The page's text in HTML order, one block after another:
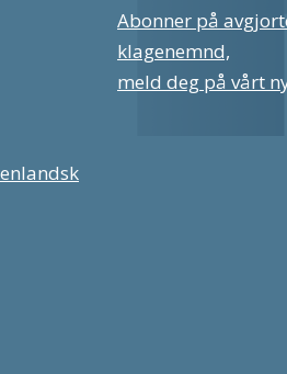
Abonner på
klagenemnd,
meld deg på vårt